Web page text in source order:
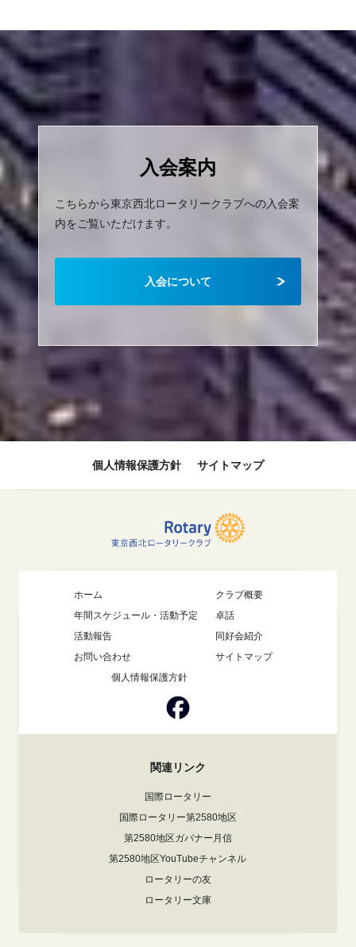
個人情報保護方針 サイトマップ
入会案内
こちらから東京西北ロータリークラブへの入会案
内をご覧いただけます。
入会について
ホーム
クラブ概要
年間スケジュール・活動予定
卓話
活動報告
同好会紹介
お問い合わせ
サイトマップ
個人情報保護方針
関連リンク
国際ロータリー
国際ロータリー第2580地区
第2580地区ガバナー月信
第2580地区YouTubeチャンネル
ロータリーの友
ロータリー文庫